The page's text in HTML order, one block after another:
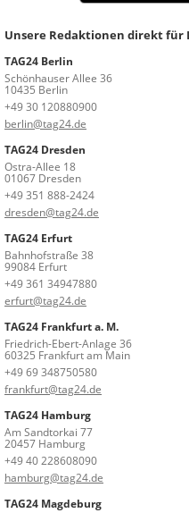
Unsere Redaktionen direkt für
TAG24 Berlin
Schönhauser Allee 36
10435 Berlin
+49 30 120880900
berlin@tag24.de
TAG24 Dresden
Ostra-Allee 18
01067 Dresden
+49 351 888-2424
dresden@tag24.de
TAG24 Erfurt
Bahnhofstraße 38
99084 Erfurt
+49 361 34947880
erfurt@tag24.de
TAG24 Frankfurt a. M.
Friedrich-Ebert-Anlage 36
60325 Frankfurt am Main
+49 69 348750580
frankfurt@tag24.de
TAG24 Hamburg
Am Sandtorkai 77
20457 Hamburg
+49 40 228608090
hamburg@tag24.de
TAG24 Magdeburg